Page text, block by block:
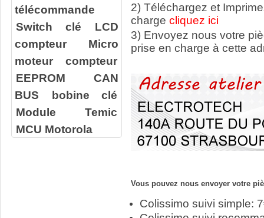
télécommande
Switch clé
LCD
compteur
Micro
moteur compteur
EEPROM
CAN
BUS
bobine clé
Module Temic
MCU Motorola
2) Téléchargez et
charge cliquez ici
3) Envoyez nous votre
prise en charge à cette
Vous pouvez nous envoyer votre
Colissimo suivi simple: